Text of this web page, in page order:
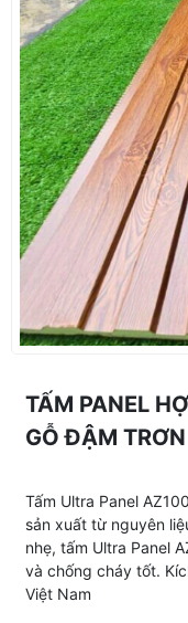
TẤM PANEL
GỖ ĐẬM TRƠN
Tấm Ultra Panel
sản xuất từ nguyên
nhẹ, tấm Ultra Panel
và chống cháy tốt.
Việt Nam